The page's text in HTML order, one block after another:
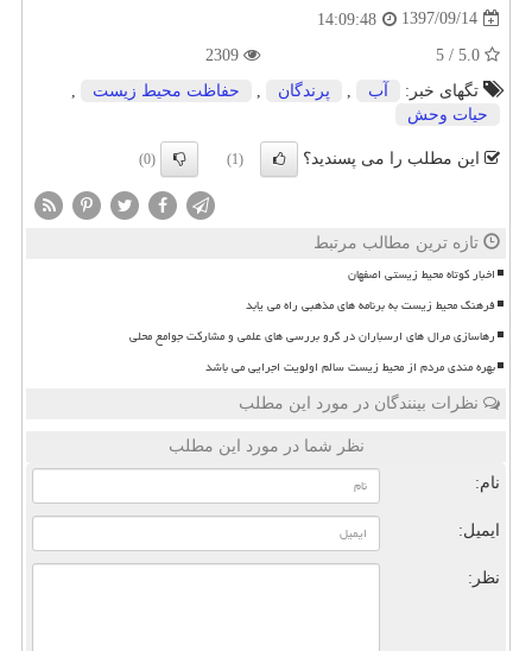
1397/09/14
14:09:48
تگهای خبر:
آب , پرندگان , حفاظت محیط زیست
,
حیات وحش
این مطلب را می پسندید؟ (1)
(0)
تازه ترین مطالب مرتبط
اخبار کوتاه محیط زیستی اصفهان
فرهنگ محیط زیست به برنامه های مذهبی راه می یابد
رهاسازی مرال های ارسباران در گرو بررسی های علمی و مشارکت جوامع محلی
بهره مندی مردم از محیط زیست سالم اولویت اجرایی می باشد
نظرات بینندگان در مورد این مطلب
نظر شما در مورد این مطلب
نام:
ایمیل:
نظر: